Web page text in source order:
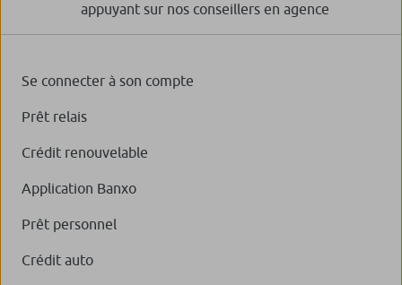
appuyant sur nos conseillers en agence
Se connecter à son compte
Prêt relais
Crédit renouvelable
Application Banxo
Prêt personnel
Crédit auto